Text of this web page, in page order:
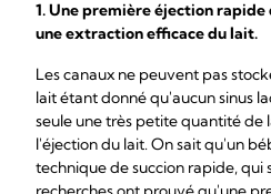
1. Une première éjection
une extraction efficace du lait.
Les canaux ne peuvent pas
lait étant donné qu'aucun sinus
seule une très petite quantité
l'éjection du lait. On sait qu'un
technique de succion rapide, qui